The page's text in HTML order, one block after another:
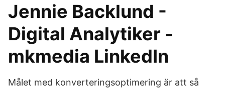
Jennie Backlund -
Digital Analytiker -
mkmedia LinkedIn
Målet med konverteringsoptimering är att så